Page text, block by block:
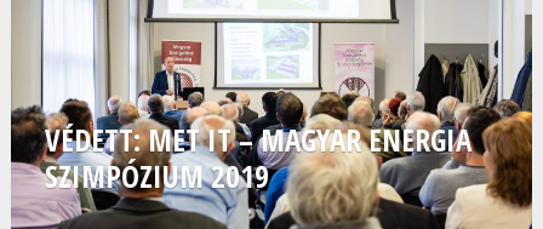
VÉDETT: MET IT – MAGYAR ENERGIA
SZIMPÓZIUM 2019